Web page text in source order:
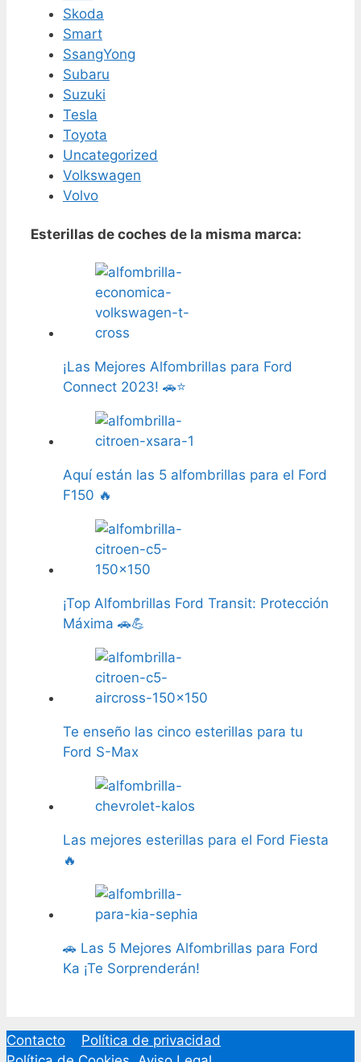
Skoda
Smart
SsangYong
Subaru
Suzuki
Tesla
Toyota
Uncategorized
Volkswagen
Volvo
Esterillas de coches de la misma marca:
¡Las Mejores Alfombrillas para Ford
Connect 2023! 🚗⭐
Aquí están las 5 alfombrillas para el Ford
F150 🔥
¡Top Alfombrillas Ford Transit: Protección
Máxima 🚗💪
Te enseño las cinco esterillas para tu
Ford S-Max
Las mejores esterillas para el Ford Fiesta
🔥
🚗 Las 5 Mejores Alfombrillas para Ford
Ka ¡Te Sorprenderán!
Contacto
Política de privacidad